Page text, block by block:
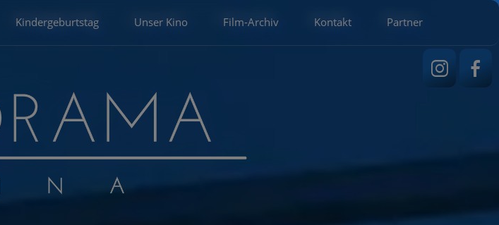
Kindergeburtstag Unser Kino Film-Archiv Kontakt Partner